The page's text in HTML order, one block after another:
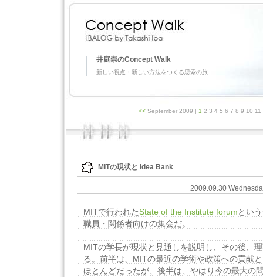
井庭崇のConcept Walk
新しい視点・新しい方法をつくる思索の旅
<< September 2009 | 1 2 3 4 5 6 7 8 9 10
MITの現状と Idea Bank
2009.09.30
MITで行われたState of the Institute forumとい
職員・関係者向けの集会だ。
MITの学長が現状と見通しを説明し、その後、
る。前半は、MITの最近の学術や政策への貢献
ほとんどだったが、後半は、やはり今の最大の